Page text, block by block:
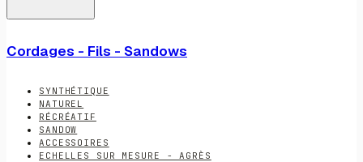
Cordages - Fils - Sandows
SYNTHÉTIQUE
NATUREL
RÉCRÉATIF
SANDOW
ACCESSOIRES
ECHELLES SUR MESURE - AGRÈS